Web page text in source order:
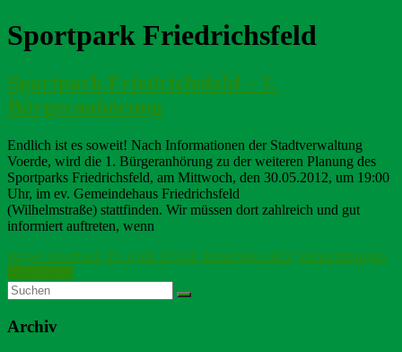
Sportpark Friedrichsfeld
Sportpark Friedrichsfeld – 1.
Bürgeranhörung
Endlich ist es soweit! Nach Informationen der Stadtverwaltung
Voerde, wird die 1. Bürgeranhörung zu der weiteren Planung des
Sportparks Friedrichsfeld, am Mittwoch, den 30.05.2012, um 19:00
Uhr, im ev. Gemeindehaus Friedrichsfeld
(Wilhelmstraße) stattfinden. Wir müssen dort zahlreich und gut
informiert auftreten, wenn
Jürgen Isselhorst 29. April 20124. Dezember 2012 Veranstaltungen
Archiv